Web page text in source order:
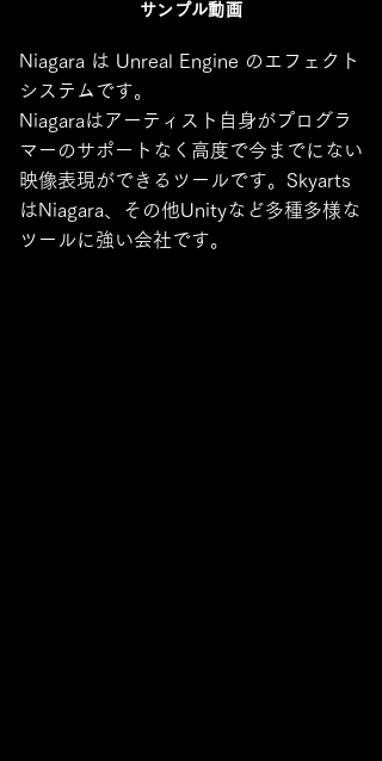
サンプル動画
Niagara は Unreal Engine のエフェクト
システムです。
Niagaraはアーティスト自身がプログラ
マーのサポートなく高度で今までにない
映像表現ができるツールです。Skyarts
はNiagara、その他Unityなど多種多様な
ツールに強い会社です。